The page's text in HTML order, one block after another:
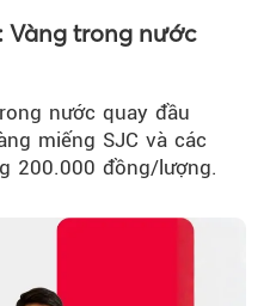
Vàng trong nước
nước quay đầu
miếng SJC và các
200.000 đồng/lượng.